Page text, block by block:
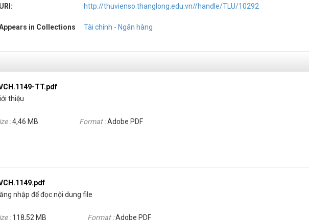
URI: http://thuvienso.thanglong.edu.vn//handle/TLU/10292
in Collections Tài chính - Ngân hàng
TT.pdf
thiệu
:4,46 MB Format :Adobe PDF
nhập để đọc nội dung file
:118,52 MB Format :Adobe PDF